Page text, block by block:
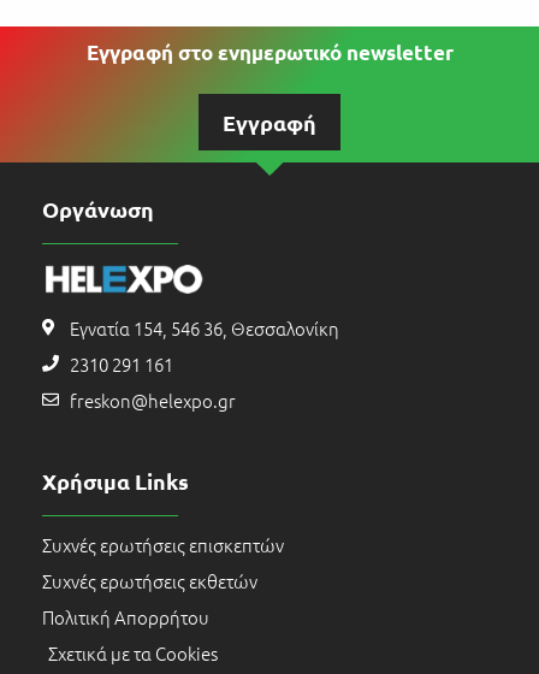
Εγγραφή στο ενημερωτικό newsletter
Εγγραφή
Οργάνωση
Εγνατία 154, 546 36, Θεσσαλονίκη
2310 291 161
freskon@helexpo.gr
Χρήσιμα Links
Συχνές ερωτήσεις επισκεπτών
Συχνές ερωτήσεις εκθετών
Πολιτική Απορρήτου
Σχετικά με τα Cookies